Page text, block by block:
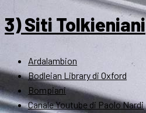
3) Siti Tolkieniani
Ardalambion
Bodleian Library di Oxford
Bompiani
Canale Youtube di Paolo Nardi